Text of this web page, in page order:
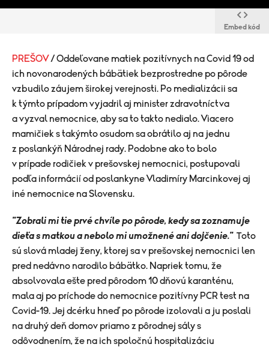
Embed kód
PREŠOV / Oddeľovane matiek pozitívnych na Covid 19 od
ich novonarodených bábätiek bezprostredne po pôrode
vzbudilo záujem širokej verejnosti. Po medializácii sa
k týmto prípadom vyjadril aj minister zdravotníctva
a vyzval nemocnice, aby sa to takto nedialo. Viacero
mamičiek s takýmto osudom sa obrátilo aj na jednu
z poslankýň Národnej rady. Podobne ako to bolo
v prípade rodičiek v prešovskej nemocnici, postupovali
podľa informácií od poslankyne Vladimíry Marcinkovej aj
iné nemocnice na Slovensku.
"Zobrali mi tie prvé chvíle po pôrode, kedy sa zoznamuje
dieťa s matkou a nebolo mi umožnené ani dojčenie." Toto
sú slová mladej ženy, ktorej sa v prešovskej nemocnici len
pred nedávno narodilo bábätko. Napriek tomu, že
absolvovala ešte pred pôrodom 10 dňovú karanténu,
mala aj po príchode do nemocnice pozitívny PCR test na
Covid-19. Jej dcérku hneď po pôrode izolovali a ju poslali
na druhý deň domov priamo z pôrodnej sály s
odôvodnením, že na ich spoločnú hospitalizáciu